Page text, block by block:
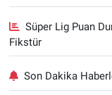
Süper Lig Puan
Fikstür
Son Dakika